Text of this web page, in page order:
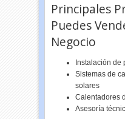
Principales
Puedes
Negocio
Instalación de
Sistemas de
solares
Calentadores
Asesoría